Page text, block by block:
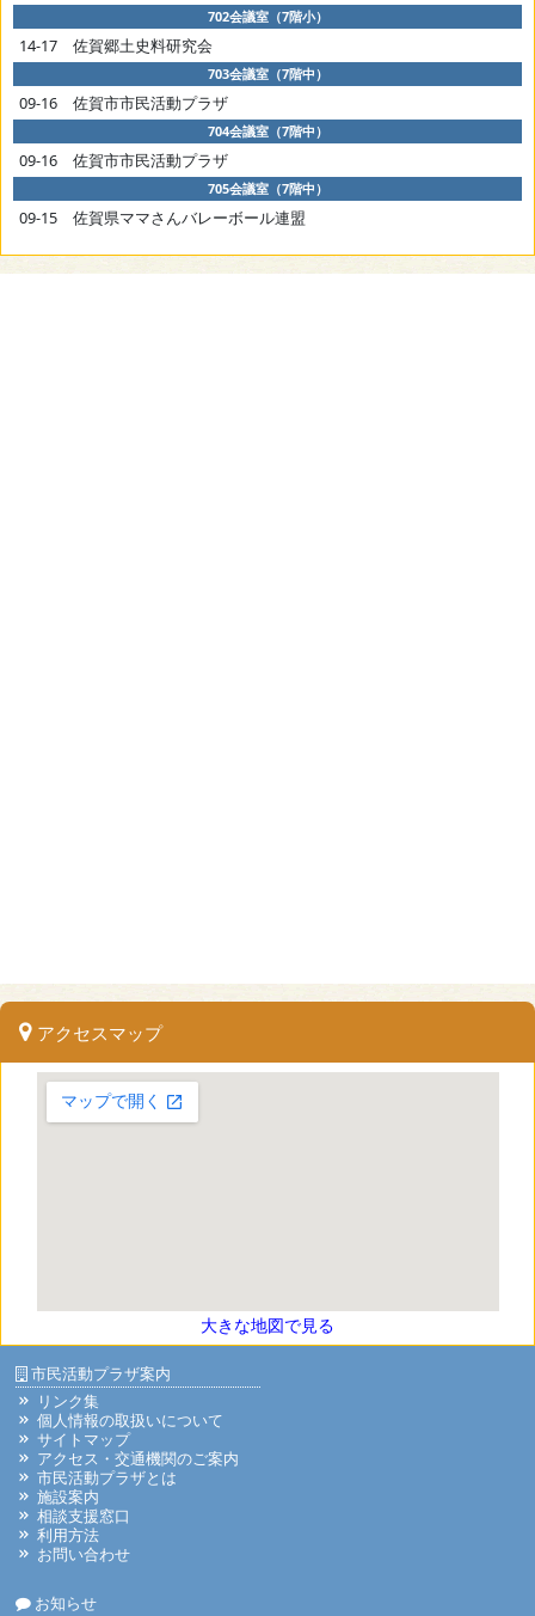
702会議室（7階小）
14-17 佐賀郷土史料研究会
703会議室（7階中）
09-16 佐賀市市民活動プラザ
704会議室（7階中）
09-16 佐賀市市民活動プラザ
705会議室（7階中）
09-15 佐賀県ママさんバレーボール連盟
アクセスマップ
大きな地図で見る
市民活動プラザ案内
リンク集
個人情報の取扱いについて
サイトマップ
アクセス・交通機関のご案内
市民活動プラザとは
施設案内
相談支援窓口
利用方法
お問い合わせ
お知らせ